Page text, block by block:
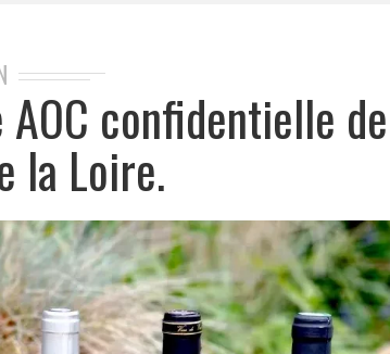
AOC confidentielle de
la Loire.